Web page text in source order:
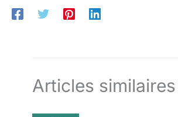
Articles similaires